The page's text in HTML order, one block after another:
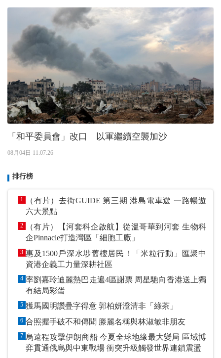
「和平委員會」改口 以軍繼續空襲加沙
08月04日 11:07:26
排行榜
1
（有片）去街GUIDE 第三期 港島電車遊 一路暢遊
六大景點
2
（有片）【河套科企啟航】從溫哥華到河套 生物科
企Pinnacle打造灣區「細胞工廠」
3 惠及1500戶深水埗舊樓居民！「米粒行動」匯聚中
資港企義工力量深耕社區
4 率劉嘉玲迪麗熱巴走遍4區謝票 周星馳向香港送上獨
有結局彩蛋
5 獲馬國明讚疊字得意 郭柏妍澄清非「綠茶」
6 合照握手破不和傳聞 滕麗名稱與林淑敏非朋友
7 烏遠程攻擊伊朗商船 今夏全球地緣最大變局 區域博
弈貫通俄烏與中東戰場 衝突升級觸發世界連鎖震盪